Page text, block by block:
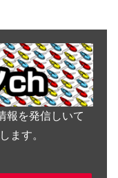
報を発信しいて
ます。